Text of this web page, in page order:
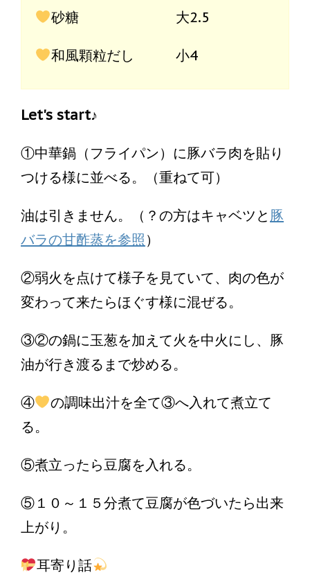
砂糖 大2.5
和風顆粒だし 小4
Let's start♪
①中華鍋（フライパン）に豚バラ肉を貼り
つける様に並べる。（重ねて可）
油は引きません。（？の方はキャベツと豚
バラの甘酢蒸を参照）
②弱火を点けて様子を見ていて、肉の色が
変わって来たらほぐす様に混ぜる。
③②の鍋に玉葱を加えて火を中火にし、豚
油が行き渡るまで炒める。
④
の調味出汁を全て③へ入れて煮立て
る。
⑤煮立ったら豆腐を入れる。
⑤１０～１５分煮て豆腐が色づいたら出来
上がり。
耳寄り話